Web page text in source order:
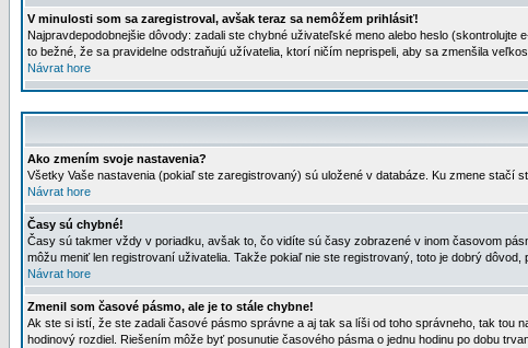
V minulosti som sa zaregistroval, avšak teraz sa nemôžem prihlásiť!
Najpravdepodobnejšie dôvody: zadali ste chybné uživateľské meno alebo heslo
to bežné, že sa pravidelne odstraňujú užívatelia, ktorí ničím neprispeli, aby sa zmenšila
Návrat hore
Ako zmením svoje nastavenia?
Všetky Vaše nastavenia (pokiaľ ste zaregistrovaný) sú uložené v databáze. Ku zmene stačí
Návrat hore
Časy sú chybné!
Časy sú takmer vždy v poriadku, avšak to, čo vidíte sú časy zobrazené v inom časovom
môžu meniť len registrovaní uživatelia. Takže pokiaľ nie ste registrovaný, toto je dobrý dôvod,
Návrat hore
Zmenil som časové pásmo, ale je to stále chybne!
Ak ste si istí, že ste zadali časové pásmo správne a aj tak sa líši od toho správneho, tak tou
hodinový rozdiel. Riešením môže byť posunutie časového pásma o jednu hodinu po dobu